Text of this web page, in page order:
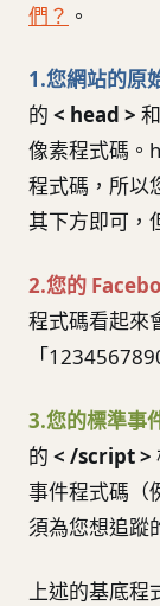
們？ 。
1.您網站的原
的 < head > 和
像素程式碼。
程式碼，所以
其下方即可，
2.您的
程式碼看起來
「
3.您的標準事
的 < /script >
事件程式碼（
須為您想追蹤
上述的基底